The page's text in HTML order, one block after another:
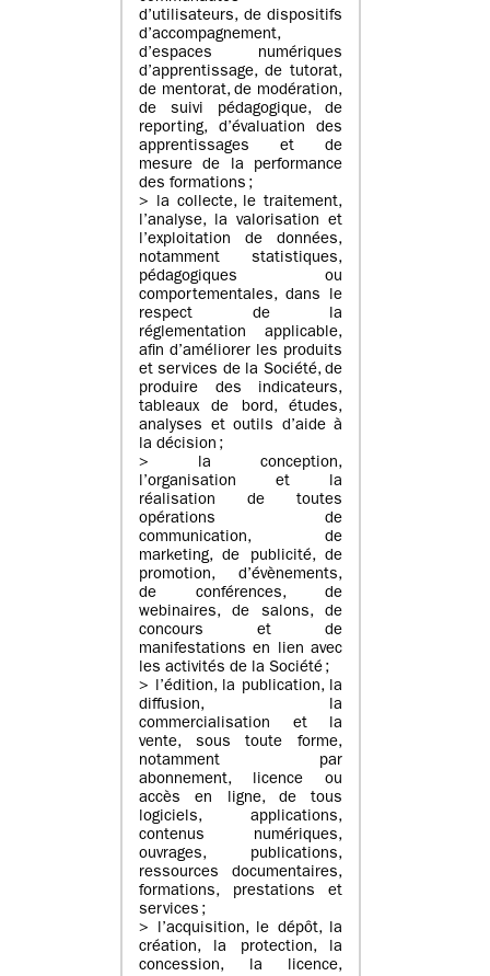
d’utilisateurs, de dispositifs
d’accompagnement,
d’espaces numériques
d’apprentissage, de tutorat,
de mentorat, de modération,
de suivi pédagogique, de
reporting, d’évaluation des
apprentissages et de
mesure de la performance
des formations ;
> la collecte, le traitement,
l’analyse, la valorisation et
l’exploitation de données,
notamment statistiques,
pédagogiques ou
comportementales, dans le
respect de la
réglementation applicable,
afin d’améliorer les produits
et services de la Société, de
produire des indicateurs,
tableaux de bord, études,
analyses et outils d’aide à
la décision ;
> la conception,
l’organisation et la
réalisation de toutes
opérations de
communication, de
marketing, de publicité, de
promotion, d’évènements,
de conférences, de
webinaires, de salons, de
concours et de
manifestations en lien avec
les activités de la Société ;
> l’édition, la publication, la
diffusion, la
commercialisation et la
vente, sous toute forme,
notamment par
abonnement, licence ou
accès en ligne, de tous
logiciels, applications,
contenus numériques,
ouvrages, publications,
ressources documentaires,
formations, prestations et
services ;
> l’acquisition, le dépôt, la
création, la protection, la
concession, la licence,